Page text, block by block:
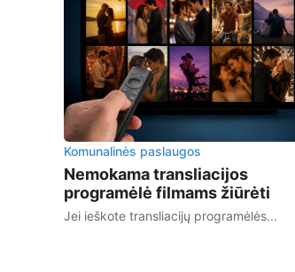
Komunalinės paslaugos
Nemokama transliacijos
programėlė filmams žiūrėti
Jei ieškote transliacijų programėlės...